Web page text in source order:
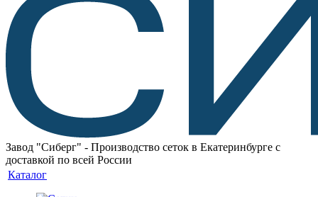
Завод "Сиберг" - Производство сеток в Екатеринбурге с
доставкой по всей России
Каталог